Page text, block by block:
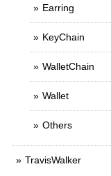
Earring
KeyChain
WalletChain
Wallet
Others
TravisWalker